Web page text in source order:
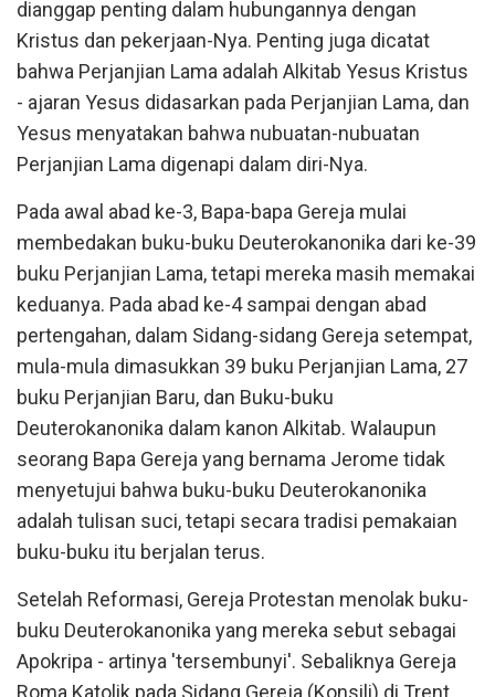
dianggap penting dalam hubungannya dengan
Kristus dan pekerjaan-Nya. Penting juga dicatat
bahwa Perjanjian Lama adalah Alkitab Yesus Kristus
- ajaran Yesus didasarkan pada Perjanjian Lama, dan
Yesus menyatakan bahwa nubuatan-nubuatan
Perjanjian Lama digenapi dalam diri-Nya.
Pada awal abad ke-3, Bapa-bapa Gereja mulai
membedakan buku-buku Deuterokanonika dari ke-39
buku Perjanjian Lama, tetapi mereka masih memakai
keduanya. Pada abad ke-4 sampai dengan abad
pertengahan, dalam Sidang-sidang Gereja setempat,
mula-mula dimasukkan 39 buku Perjanjian Lama, 27
buku Perjanjian Baru, dan Buku-buku
Deuterokanonika dalam kanon Alkitab. Walaupun
seorang Bapa Gereja yang bernama Jerome tidak
menyetujui bahwa buku-buku Deuterokanonika
adalah tulisan suci, tetapi secara tradisi pemakaian
buku-buku itu berjalan terus.
Setelah Reformasi, Gereja Protestan menolak buku-
buku Deuterokanonika yang mereka sebut sebagai
Apokripa - artinya 'tersembunyi'. Sebaliknya Gereja
Roma Katolik pada Sidang Gereja (Konsili) di Trent